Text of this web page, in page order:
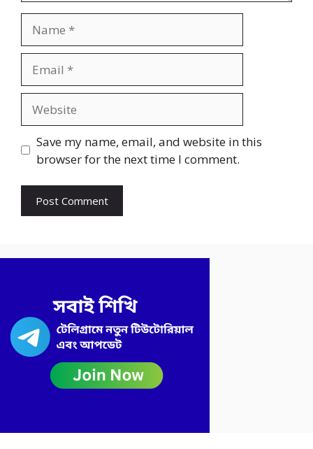
Save my name, email, and website in this
browser for the next time I comment.